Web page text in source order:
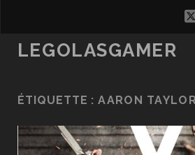
LEGOLASGAMER
ÉTIQUETTE :AARON